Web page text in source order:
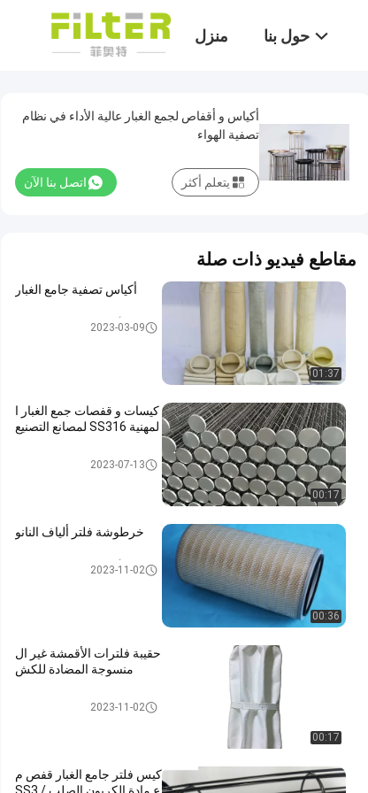
منزل حول بنا
أكياس و أقفاص لجمع الغبار عالية الأداء في نظام
تصفية الهواء
اتصل بنا الآن يتعلم أكثر
مقاطع فيديو ذات صلة
01:37
أكياس تصفية جامع الغبار
أكياس تصفية جامع الغبار
2023-03-09
00:17
كيسات و قفصات جمع الغبار ا
لمهنية SS316 لمصانع التصنيع
كيس مرشح قفص2023-07-13
00:36
خرطوشة فلتر ألياف النانو
أكياس تصفية جامع الغبار
2023-11-02
00:17
حقيبة فلترات الأقمشة غير ال
منسوجة المضادة للكش
كيس مرشح قفص2023-11-02
كيس فلتر جامع الغبار قفص م